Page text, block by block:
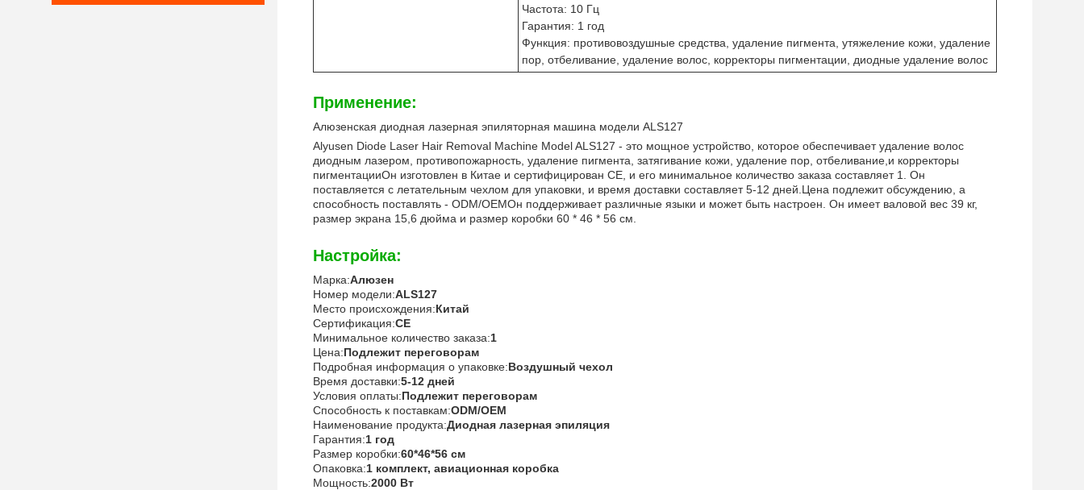
Оставьте сообщение
Мы скоро тебе перезвоним!
Частота: 10 Гц
Гарантия: 1 год
Функция: противовоздушные средства, удаление пигмента, утяжеление кожи, удаление
пор, отбеливание, удаление волос, корректоры пигментации, диодные удаление волос
Применение:
Алюзенская диодная лазерная эпиляторная машина модели ALS127
Alyusen Diode Laser Hair Removal Machine Model ALS127 - это мощное устройство, которое обеспечивает удаление волос
диодным лазером, противопожарность, удаление пигмента, затягивание кожи, удаление пор, отбеливание,и корректоры
пигментацииОн изготовлен в Китае и сертифицирован CE, и его минимальное количество заказа составляет 1. Он
поставляется с летательным чехлом для упаковки, и время доставки составляет 5-12 дней.Цена подлежит обсуждению, а
способность поставлять - ODM/OEMОн поддерживает различные языки и может быть настроен. Он имеет валовой вес 39 кг,
размер экрана 15,6 дюйма и размер коробки 60 * 46 * 56 см.
Настройка:
Марка:Алюзен
Номер модели:ALS127
Место происхождения:Китай
Сертификация:CE
Минимальное количество заказа:1
Цена:Подлежит переговорам
Подробная информация о упаковке:Воздушный чехол
Время доставки:5-12 дней
Условия оплаты:Подлежит переговорам
Способность к поставкам:ODM/OEM
Наименование продукта:Диодная лазерная эпиляция
Гарантия:1 год
Размер коробки:60*46*56 см
Опаковка:1 комплект, авиационная коробка
Мощность:2000 Вт